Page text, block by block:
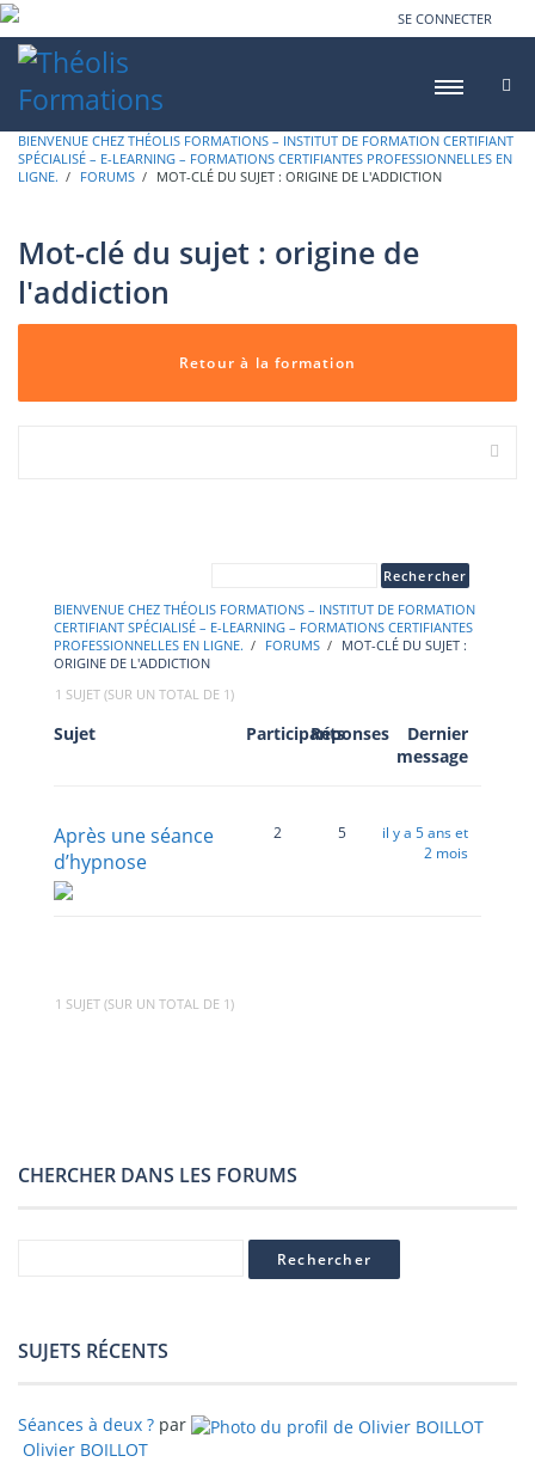
SE CONNECTER
BIENVENUE CHEZ THÉOLIS FORMATIONS – INSTITUT DE FORMATION CERTIFIANT
SPÉCIALISÉ – E-LEARNING – FORMATIONS CERTIFIANTES PROFESSIONNELLES EN
LIGNE.
FORUMS MOT-CLÉ DU SUJET : ORIGINE DE L'ADDICTION
Mot-clé du sujet : origine de
l'addiction
Retour à la formation
BIENVENUE CHEZ THÉOLIS FORMATIONS – INSTITUT DE FORMATION
CERTIFIANT SPÉCIALISÉ – E-LEARNING – FORMATIONS CERTIFIANTES
PROFESSIONNELLES EN LIGNE.
FORUMS
MOT-CLÉ DU SUJET :
ORIGINE DE L'ADDICTION
1 SUJET (SUR UN TOTAL DE 1)
Sujet ParticipantsRéponses
Dernier
message
Après une séance
d’hypnose
2 5
il y a 5 ans et
2 mois
1 SUJET (SUR UN TOTAL DE 1)
CHERCHER DANS LES FORUMS
SUJETS RÉCENTS
Séances à deux ? par
Olivier BOILLOT